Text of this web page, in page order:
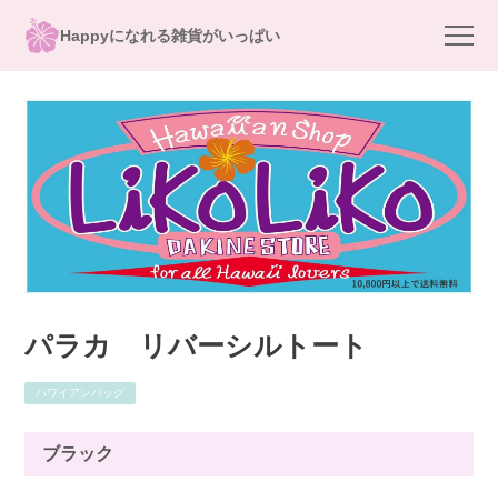
Happyになれる雑貨がいっぱい
パラカ リバーシルトート
ハワイアンバッグ
ブラック